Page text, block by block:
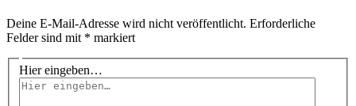
Deine E-Mail-Adresse wird nicht veröffentlicht. Erforderliche
Felder sind mit * markiert
Hier eingeben…